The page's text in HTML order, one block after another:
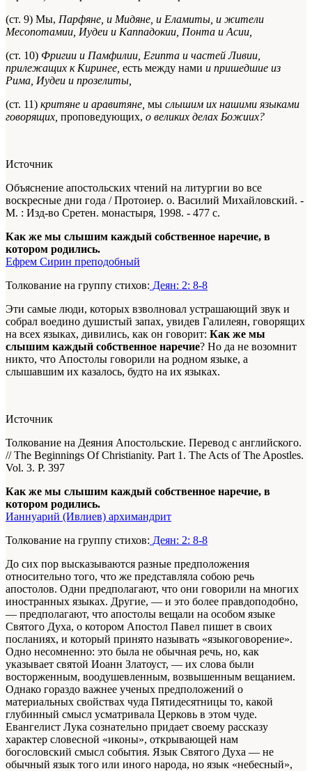
(ст. 9) Мы, Парфяне, и Мидяне, и Еламиты, и жители
Месопотамии, Иудеи и Каппадокии, Понта и Асии,
(ст. 10) Фригии и Памфилии, Египта и частей Ливии,
прилежащих к Киринее, есть между нами и пришедшие из
Рима, Иудеи и прозелиты,
(ст. 11) критяне и аравитяне, мы слышим их нашими языками
говорящих, проповедующих, о великих делах Божиих?
Источник
Объяснение апостольских чтений на литургии во все
воскресные дни года / Протоиер. о. Василий Михайловский. -
М. : Изд-во Сретен. монастыря, 1998. - 477 с.
Как же мы слышим каждый собственное наречие, в
котором родились.
Ефрем Сирин преподобный
Толкование на группу стихов: Деян: 2: 8-8
Эти самые люди, которых взволновал устрашающий звук и
собрал воедино душистый запах, увидев Галилеян, говорящих
на всех языках, дивились, как он говорит: Как же мы
слышим каждый собственное наречие? Но да не возомнит
никто, что Апостолы говорили на родном языке, а
слышавшим их казалось, будто на их языках.
Источник
Толкование на Деяния Апостольские. Перевод с английского.
// The Beginnings Of Christianity. Part 1. The Acts of The Apostles.
Vol. 3. P. 397
Как же мы слышим каждый собственное наречие, в
котором родились.
Ианнуарий (Ивлиев) архимандрит
Толкование на группу стихов: Деян: 2: 8-8
До сих пор высказываются разные предположения
относительно того, что же представляла собою речь
апостолов. Одни предполагают, что они говорили на многих
иностранных языках. Другие, — и это более правдоподобно,
— предполагают, что апостолы вещали на особом языке
Святого Духа, о котором Апостол Павел пишет в своих
посланиях, и который принято называть «языкоговорение».
Одно несомненно: это была не обычная речь, но, как
указывает святой Иоанн Златоуст, — их слова были
восторженным, воодушевленным, возвышенным вещанием.
Однако гораздо важнее ученых предположений о
материальных свойствах чуда Пятидесятницы то, какой
глубинный смысл усматривала Церковь в этом чуде.
Евангелист Лука сознательно придает своему рассказу
характер словесной «иконы», открывающей нам
богословский смысл события. Язык Святого Духа — не
обычный язык того или иного народа, но язык «небесный»,